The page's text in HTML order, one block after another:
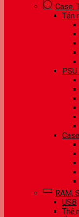
Case,
Tản
RAM,
USB
Thẻ